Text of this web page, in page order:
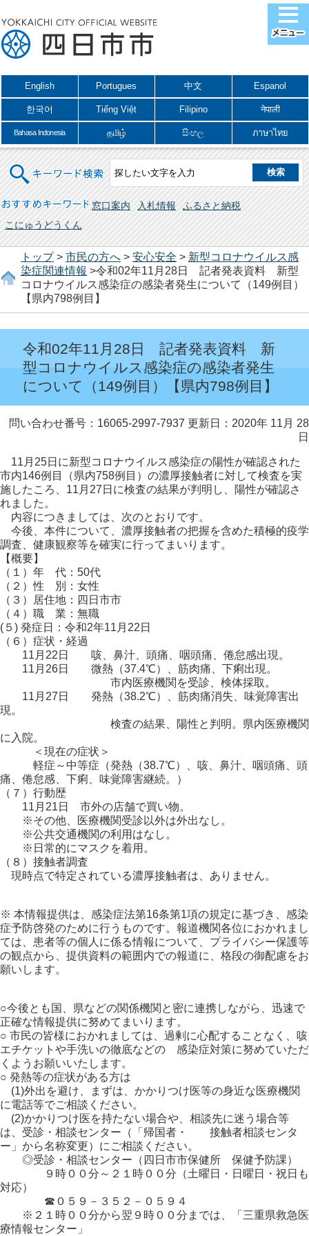
English Portugues 中文 Espanol
한국어 Tiếng Việt Filipino नेपाली
Bahasa Indonesia தமிழ் සිංහල ภาษาไทย
キーワード検索
おすすめキーワード 窓口案内 入札情報
ふるさと納税
こにゅうどうくん
トップ> 市民の方へ > 安心安全 > 新型コロナウイルス感
染症関連情報 >令和02年11月28日 記者発表資料 新型
コロナウイルス感染症の感染者発生について（149例目）
【県内798例目】
令和02年11月28日 記者発表資料 新
型コロナウイルス感染症の感染者発生
について（149例目）【県内798例目】
問い合わせ番号：16065-2997-7937 更新日：2020年 11月 28
日
11月25日に新型コロナウイルス感染症の陽性が確認された
市内146例目（県内758例目）の濃厚接触者に対して検査を実
施したころ、11月27日に検査の結果が判明し、陽性が確認さ
れました。
内容につきましては、次のとおりです。
今後、本件について、濃厚接触者の把握を含めた積極的疫学
調査、健康観察等を確実に行ってまいります。
【概要】
（１）年 代：50代
（２）性 別：女性
（３）居住地：四日市市
（４）職 業：無職
(５) 発症日：令和2年11月22日
（６）症状・経過
11月22日 咳、鼻汁、頭痛、咽頭痛、倦怠感出現。
11月26日 微熱（37.4℃）、筋肉痛、下痢出現。
市内医療機関を受診、検体採取。
11月27日 発熱（38.2℃）、筋肉痛消失、味覚障害出
現。
検査の結果、陽性と判明。県内医療機関
に入院。
＜現在の症状＞
軽症～中等症（発熱（38.7℃）、咳、鼻汁、咽頭痛、頭
痛、倦怠感、下痢、味覚障害継続。）
（７）行動歴
11月21日 市外の店舗で買い物。
※その他、医療機関受診以外は外出なし。
※公共交通機関の利用はなし。
※日常的にマスクを着用。
（８）接触者調査
現時点で特定されている濃厚接触者は、ありません。
※ 本情報提供は、感染症法第16条第1項の規定に基づき、感染
症予防啓発のために行うものです。報道機関各位におかれまし
ては、患者等の個人に係る情報について、プライバシー保護等
の観点から、提供資料の範囲内での報道に、格段の御配慮をお
願いします。
○今後とも国、県などの関係機関と密に連携しながら、迅速で
正確な情報提供に努めてまいります。
○ 市民の皆様におかれましては、過剰に心配することなく、咳
エチケットや手洗いの徹底などの 感染症対策に努めていただ
くようお願いいたします。
○ 発熱等の症状がある方は
(1)外出を避け、まずは、かかりつけ医等の身近な医療機関
に電話等でご相談ください。
(2)かかりつけ医を持たない場合や、相談先に迷う場合等
は、受診・相談センター（「帰国者・ 接触者相談センタ
ー」から名称変更）にご相談ください。
◎受診・相談センター（四日市市保健所 保健予防課）
９時００分～２１時００分（土曜日・日曜日・祝日も
対応）
☎０５９－３５２－０５９４
※２１時００分から翌９時００分までは、「三重県救急医
療情報センター」